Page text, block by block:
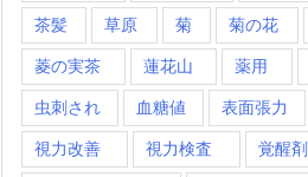
茶髪 草原 菊 菊の花
菱の実茶 蓮花山 薬用
虫刺され 血糖値 表面張力
視力改善 視力検査 覚醒剤